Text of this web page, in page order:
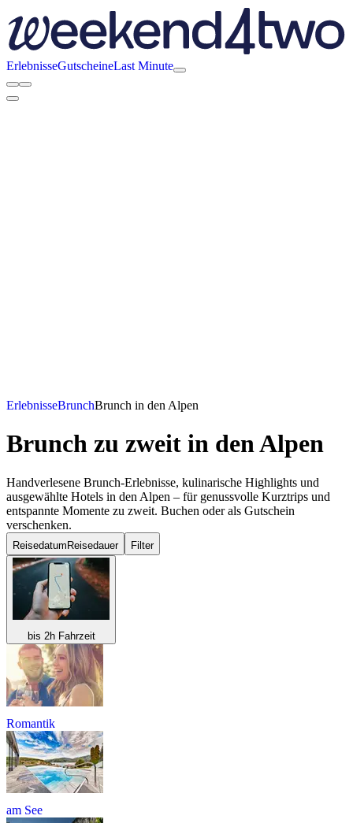
ErlebnisseGutscheineLast Minute
ErlebnisseBrunchBrunch in den Alpen
Brunch zu zweit in den Alpen
Handverlesene Brunch-Erlebnisse, kulinarische Highlights und
ausgewählte Hotels in den Alpen – für genussvolle Kurztrips und
entspannte Momente zu zweit. Buchen oder als Gutschein
verschenken.
Reisedatum Reisedauer Filter
bis 2h Fahrzeit
Romantik
am See